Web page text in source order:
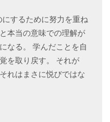
するために努力を重ね
本当の意味での理解が
なる。 学んだことを自
を取り戻す。 それが
れはまさに悦びではな